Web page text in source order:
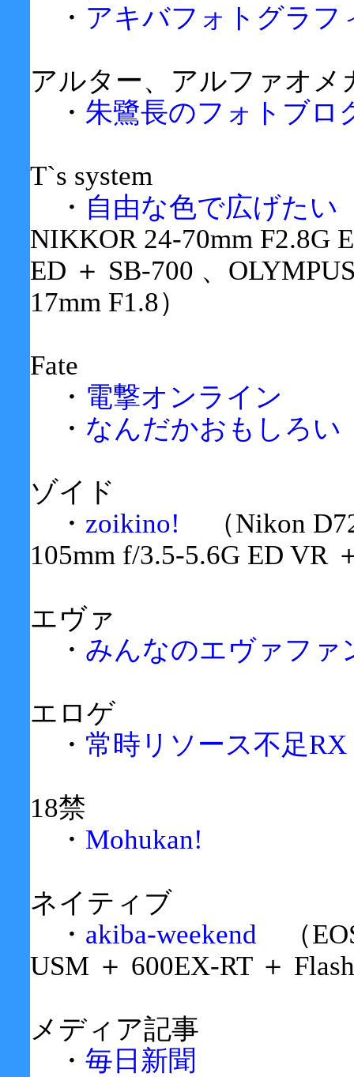
・ アキバフォトグラフ
アルター、アルファオメ
・ 朱鷺長のフォトブロ
T`s system
・ 自由な色で広げたい
NIKKOR 24-70mm F2.8G
ED ＋ SB-700 、
17mm F1.8）
Fate
・ 電撃オンライン
・ なんだかおもしろい
ゾイド
・ zoikino!
（Nikon
105mm f/3.5-5.6G ED VR
エヴァ
・ みんなのエヴァファ
エロゲ
・ 常時リソース不足RX
18禁
・ Mohukan!
ネイティブ
・ akiba-weekend （
USM ＋ 600EX-RT ＋
メディア記事
・ 毎日新聞